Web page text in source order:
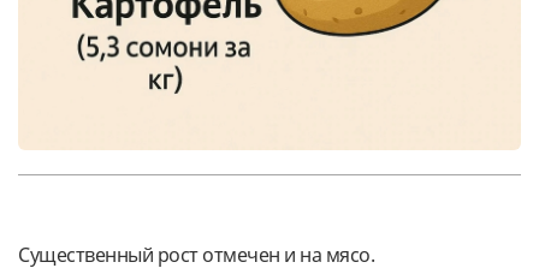
Существенный рост отмечен и на мясо.